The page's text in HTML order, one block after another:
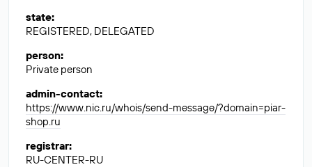
state:
REGISTERED, DELEGATED
person:
Private person
admin-contact:
https://www.nic.ru/whois/send-message/?domain=piar-
shop.ru
registrar:
RU-CENTER-RU